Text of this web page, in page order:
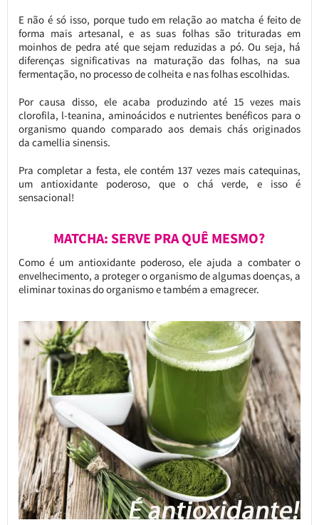
E não é só isso, porque tudo em relação ao matcha é feito de
forma mais artesanal, e as suas folhas são trituradas em
moinhos de pedra até que sejam reduzidas a pó. Ou seja, há
diferenças significativas na maturação das folhas, na sua
fermentação, no processo de colheita e nas folhas escolhidas.
Por causa disso, ele acaba produzindo até 15 vezes mais
clorofila, l-teanina, aminoácidos e nutrientes benéficos para o
organismo quando comparado aos demais chás originados
da camellia sinensis.
Pra completar a festa, ele contém 137 vezes mais catequinas,
um antioxidante poderoso, que o chá verde, e isso é
sensacional!
MATCHA: SERVE PRA QUÊ MESMO?
Como é um antioxidante poderoso, ele ajuda a combater o
envelhecimento, a proteger o organismo de algumas doenças, a
eliminar toxinas do organismo e também a emagrecer.